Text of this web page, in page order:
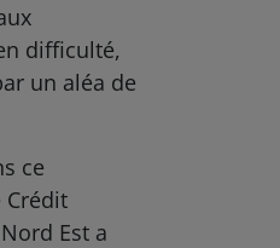
difficulté,
un aléa de
ce
Crédit
Est a